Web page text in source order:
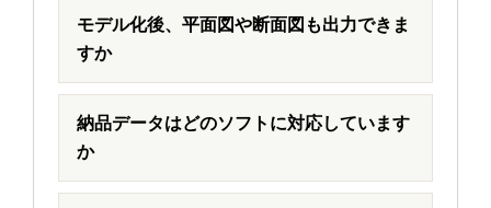
モデル化後、平面図や断面図も出力できま
すか
納品データはどのソフトに対応しています
か